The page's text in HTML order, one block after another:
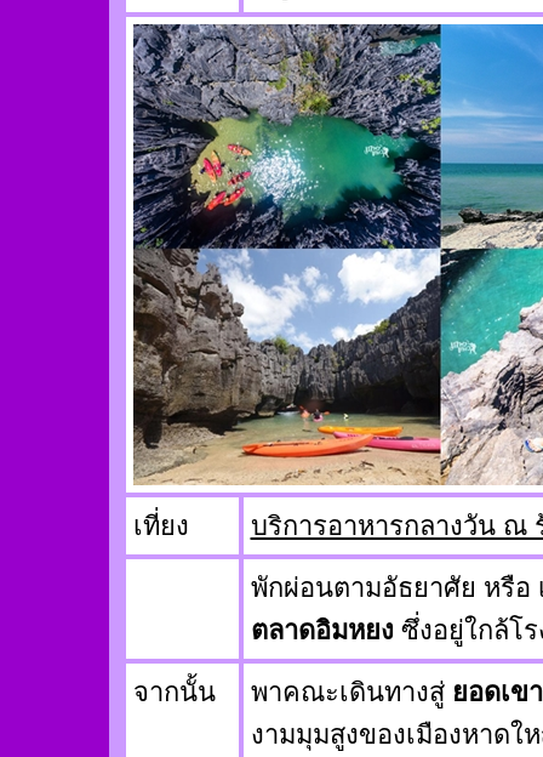
เที่ยง บริการอาหารกลางวัน ณ
พักผ่อนตามอัธยาศัย หรือ
ตลาดอิมหยง ซึ่งอยู่ใกล้โ
จากนั้น พาคณะเดินทางสู่ ยอดเข
งามมุมสูงของเมืองหาด